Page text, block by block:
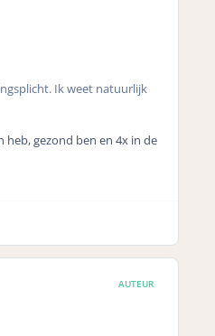
Ik weet natuurlijk
gezond ben en 4x in de
AUTEUR